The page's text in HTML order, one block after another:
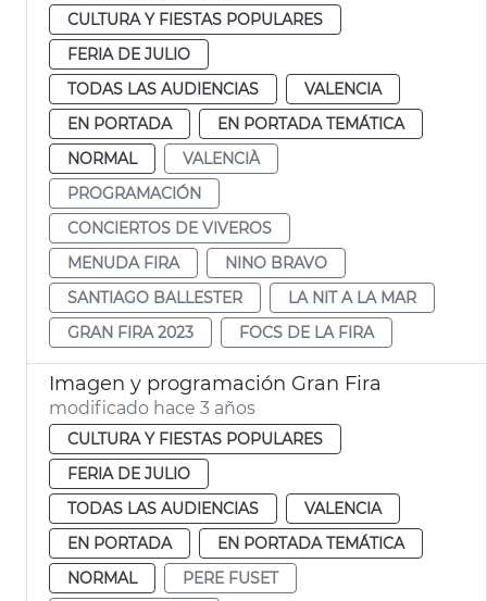
CULTURA Y FIESTAS POPULARES
FERIA DE JULIO
TODAS LAS AUDIENCIAS
VALENCIA
EN PORTADA
EN PORTADA TEMÁTICA
NORMAL
VALENCIÀ
PROGRAMACIÓN
CONCIERTOS DE VIVEROS
MENUDA FIRA
NINO BRAVO
SANTIAGO BALLESTER
LA NIT A LA MAR
GRAN FIRA 2023
FOCS DE LA FIRA
Imagen y programación Gran Fira
modificado hace 3 años
CULTURA Y FIESTAS POPULARES
FERIA DE JULIO
TODAS LAS AUDIENCIAS
VALENCIA
EN PORTADA
EN PORTADA TEMÁTICA
NORMAL
PERE FUSET